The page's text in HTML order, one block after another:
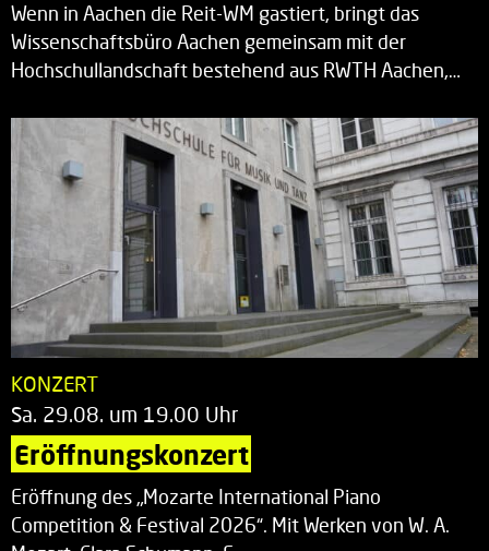
Wenn in Aachen die Reit-WM gastiert, bringt das
Wissenschaftsbüro Aachen gemeinsam mit der
Hochschullandschaft bestehend aus RWTH Aachen,…
KONZERT
Sa. 29.08. um 19.00 Uhr
Eröffnungskonzert
Eröffnung des „Mozarte International Piano
Competition & Festival 2026“. Mit Werken von W. A.